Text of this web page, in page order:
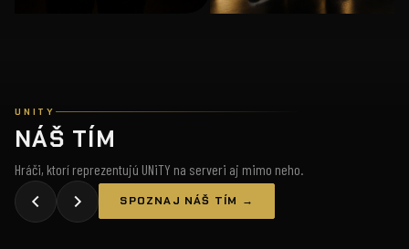
UNITY
NÁŠ TÍM
Hráči, ktorí reprezentujú UNiTY na serveri aj mimo neho.
SPOZNAJ NÁŠ TÍM →